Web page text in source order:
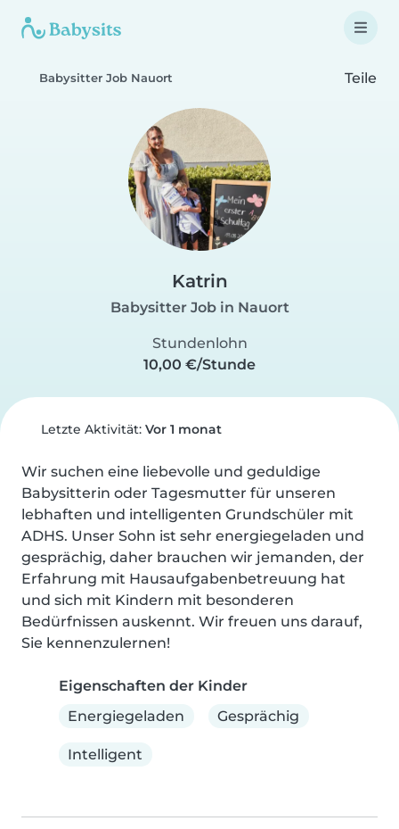
Babysitter Job Nauort Teile
Katrin
Babysitter Job in Nauort
Stundenlohn
10,00 €/Stunde
Letzte Aktivität: Vor 1 monat
Wir suchen eine liebevolle und geduldige
Babysitterin oder Tagesmutter für unseren
lebhaften und intelligenten Grundschüler mit
ADHS. Unser Sohn ist sehr energiegeladen und
gesprächig, daher brauchen wir jemanden, der
Erfahrung mit Hausaufgabenbetreuung hat
und sich mit Kindern mit besonderen
Bedürfnissen auskennt. Wir freuen uns darauf,
Sie kennenzulernen!
Eigenschaften der Kinder
Energiegeladen
Gesprächig
Intelligent